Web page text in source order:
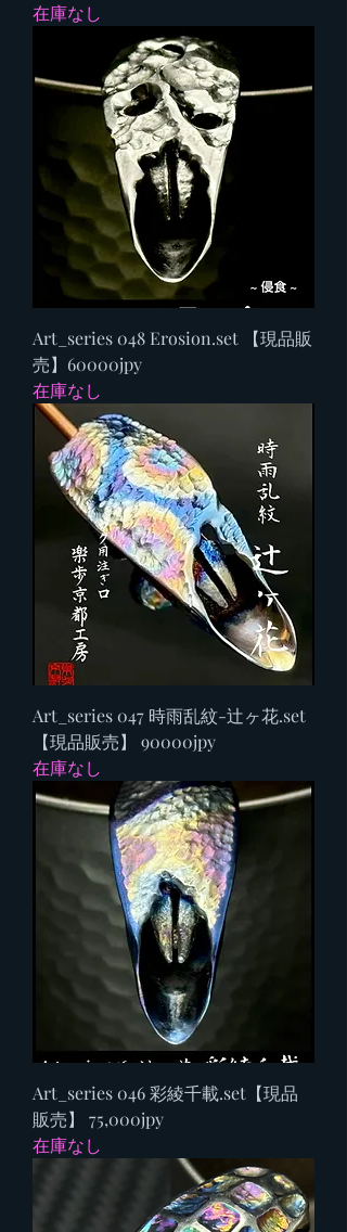
在庫なし
Art_series 048 Erosion.set 【現品販
売】60000jpy
在庫なし
Art_series 047 時雨乱紋-辻ヶ花.set
【現品販売】 90000jpy
在庫なし
Art_series 046 彩綾千載.set【現品
販売】 75,000jpy
在庫なし